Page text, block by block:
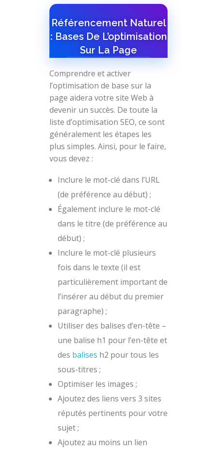
Référencement Naturel
: Bases De L’optimisation
Sur La Page
Comprendre et activer
l’optimisation de base sur la
page aidera votre site Web à
devenir un succès. De toute la
liste d’optimisation SEO, ce sont
généralement les étapes les
plus simples. Ainsi, pour le faire,
vous devez :
Inclure le mot-clé dans l’URL
(de préférence au début) ;
Également inclure le mot-clé
dans le titre (de préférence au
début) ;
Inclure le mot-clé plusieurs
fois dans le texte (il est
particulièrement important de
l’insérer au début du premier
paragraphe) ;
Utiliser des balises d’en-tête –
une balise h1 pour l’en-tête et
des balises h2 pour tous les
sous-titres ;
Optimiser les images ;
Ajoutez des liens vers 3 sites
réputés pertinents pour votre
sujet ;
Ajoutez au moins un lien